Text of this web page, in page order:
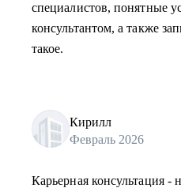
специалистов, понятные
консультантом, а также
такое.
Кирилл
Февраль 2026
Карьерная консультация -